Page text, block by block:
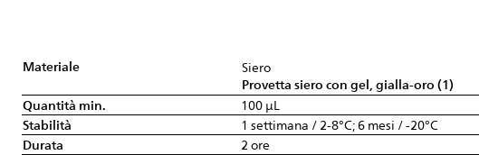
Materiale
Siero
Provetta siero con gel, gialla-oro (1)
Quantità min.
100 µL
Stabilità
1 settimana / 2-8°C; 6 mesi / -20°C
Durata
2 ore